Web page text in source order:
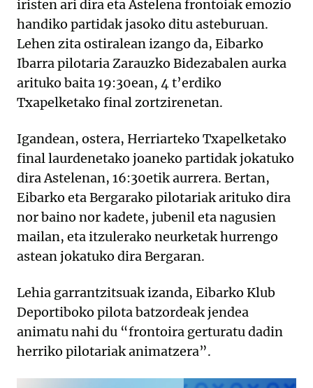
iristen ari dira eta Astelena frontoiak emozio
handiko partidak jasoko ditu asteburuan.
Lehen zita ostiralean izango da, Eibarko
Ibarra pilotaria Zarauzko Bidezabalen aurka
arituko baita 19:30ean, 4 t’erdiko
Txapelketako final zortzirenetan.
Igandean, ostera, Herriarteko Txapelketako
final laurdenetako joaneko partidak jokatuko
dira Astelenan, 16:30etik aurrera. Bertan,
Eibarko eta Bergarako pilotariak arituko dira
nor baino nor kadete, jubenil eta nagusien
mailan, eta itzulerako neurketak hurrengo
astean jokatuko dira Bergaran.
Lehia garrantzitsuak izanda, Eibarko Klub
Deportiboko pilota batzordeak jendea
animatu nahi du “frontoira gerturatu dadin
herriko pilotariak animatzera”.